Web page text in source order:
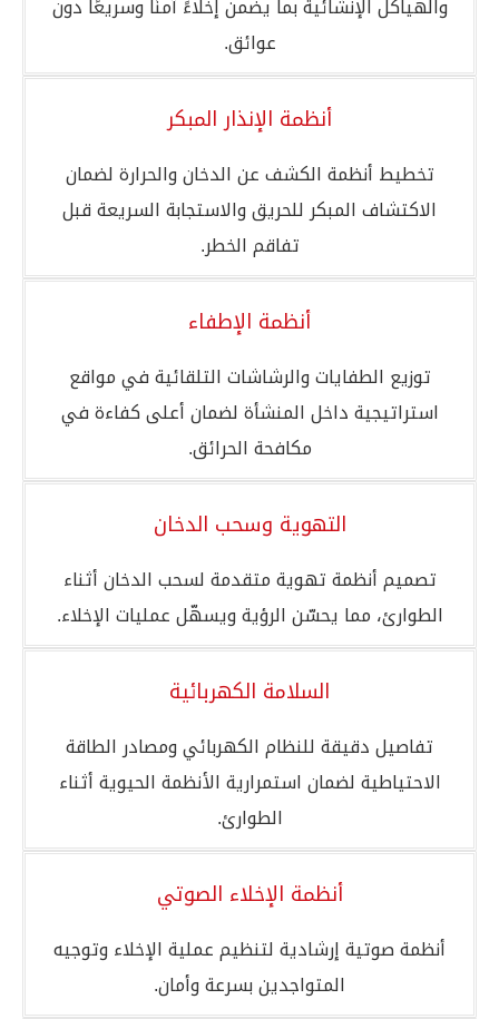
والهياكل الإنشائية بما يضمن إخلاءً آمنًا وسريعًا دون
عوائق.
أنظمة الإنذار المبكر
تخطيط أنظمة الكشف عن الدخان والحرارة لضمان
الاكتشاف المبكر للحريق والاستجابة السريعة قبل
تفاقم الخطر.
أنظمة الإطفاء
توزيع الطفايات والرشاشات التلقائية في مواقع
استراتيجية داخل المنشأة لضمان أعلى كفاءة في
مكافحة الحرائق.
التهوية وسحب الدخان
تصميم أنظمة تهوية متقدمة لسحب الدخان أثناء
الطوارئ، مما يحسّن الرؤية ويسهّل عمليات الإخلاء.
السلامة الكهربائية
تفاصيل دقيقة للنظام الكهربائي ومصادر الطاقة
الاحتياطية لضمان استمرارية الأنظمة الحيوية أثناء
الطوارئ.
أنظمة الإخلاء الصوتي
أنظمة صوتية إرشادية لتنظيم عملية الإخلاء وتوجيه
المتواجدين بسرعة وأمان.